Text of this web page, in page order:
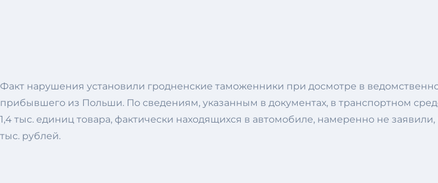
Факт нарушения установили гродненские таможенники при досмотре в
прибывшего из Польши. По сведениям, указанным в документах, в транспортном
1,4 тыс. единиц товара, фактически находящихся в автомобиле, намеренно не
тыс. рублей.